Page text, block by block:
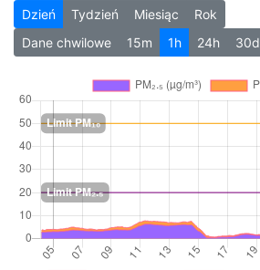
Dzień Tydzień Miesiąc
Rok
Dane chwilowe
15m 1h 24h 30d